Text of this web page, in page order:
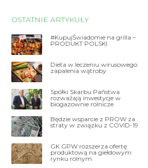
OSTATNIE ARTYKUŁY
#KupujŚwiadomie na grilla –
PRODUKT POLSKI
Dieta w leczeniu wirusowego
zapalenia wątroby
Spółki Skarbu Państwa
rozważają inwestycje w
biogazownie rolnicze
Będzie wsparcie z PROW za
straty w związku z COVID-19
GK GPW rozszerza ofertę
produktową na giełdowym
rynku rolnym